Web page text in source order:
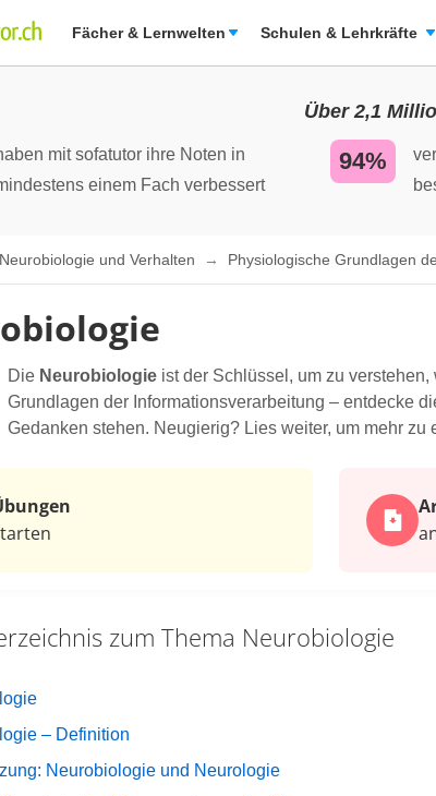
Fächer & Lernwelten Schulen & Lehrkräfte
Über 2,1
mit sofatutor ihre Noten in
einem Fach verbessert
94%
Neurobiologie und Verhalten Physiologische Grundlagen
Die Neurobiologie ist der Schlüssel, um zu
Grundlagen der Informationsverarbeitung – entdecke
Gedanken stehen. Neugierig? Lies weiter, um mehr zu
zum Thema Neurobiologie
– Definition
Neurobiologie und Neurologie